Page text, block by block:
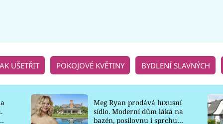
UŠETŘIT POKOJOVÉ KVĚTINY BYDLENÍ SLAVNÝCH
Meg Ryan prodává luxusní
sídlo. Moderní dům láká na
bazén, posilovnu i sprchu